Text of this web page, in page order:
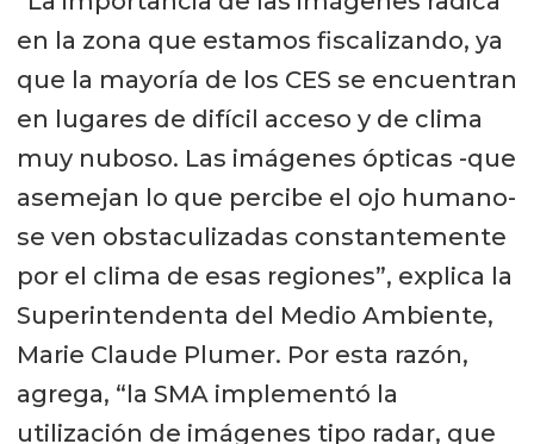
en la zona que estamos fiscalizando, ya
que la mayoría de los CES se encuentran
en lugares de difícil acceso y de clima
muy nuboso. Las imágenes ópticas -que
asemejan lo que percibe el ojo humano-
se ven obstaculizadas constantemente
por el clima de esas regiones”, explica la
Superintendenta del Medio Ambiente,
Marie Claude Plumer. Por esta razón,
agrega, “la SMA implementó la
utilización de imágenes tipo radar, que